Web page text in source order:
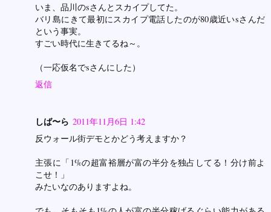
いま、品川のsさんとスカイプしてた。
バリ島にきて最初にスカイプ電話したのが80歳近いsさんだ
という事実。
すごい時代に生きてるね～。
（一応仮名でsさんにした）
返信
しば〜ら 2011年11月6日 1:42
反ウォール街デモとかどう考えますか？
主張に「1%の超富裕層が富の半分を独占してる！分け前よ
こせ！」
みたいなのありますよね。